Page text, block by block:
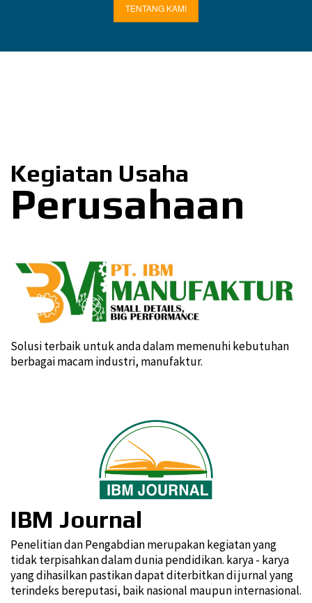
TENTANG KAMI
Kegiatan Usaha
Perusahaan
Solusi terbaik untuk anda dalam memenuhi kebutuhan
berbagai macam industri, manufaktur.
IBM Journal
Penelitian dan Pengabdian merupakan kegiatan yang
tidak terpisahkan dalam dunia pendidikan. karya - karya
yang dihasilkan pastikan dapat diterbitkan di jurnal yang
terindeks bereputasi, baik nasional maupun internasional.